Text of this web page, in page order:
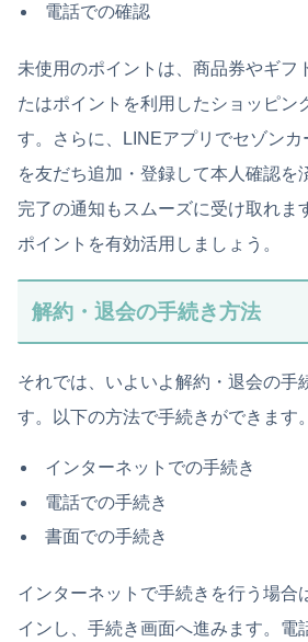
電話での確認
未使用のポイントは、商品券やギフ
たはポイントを利用したショッピン
す。さらに、LINEアプリでセゾンカ
を友だち追加・登録して本人確認を
完了の通知もスムーズに受け取れま
ポイントを有効活用しましょう。
解約・退会の手続き方法
それでは、いよいよ解約・退会の手
す。以下の方法で手続きができます。
インターネットでの手続き
電話での手続き
書面での手続き
インターネットで手続きを行う場合
インし、手続き画面へ進みます。電